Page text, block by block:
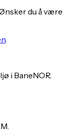
du å være
i BaneNOR.